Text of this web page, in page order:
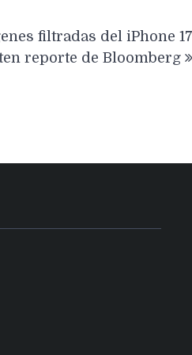
filtradas del iPhone 17
reporte de Bloomberg